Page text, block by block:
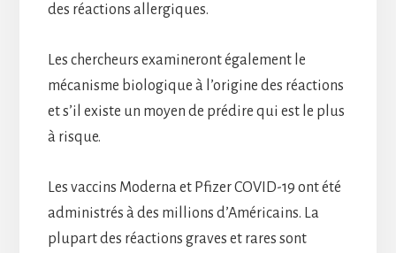
des réactions allergiques.
Les chercheurs examineront également le
mécanisme biologique à l’origine des réactions
et s’il existe un moyen de prédire qui est le plus
à risque.
Les vaccins Moderna et Pfizer COVID-19 ont été
administrés à des millions d’Américains. La
plupart des réactions graves et rares sont